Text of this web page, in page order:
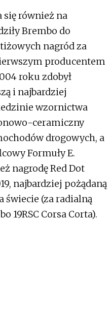
się również na
Brembo do
nagród za
producentem
roku zdobył
i najbardziej
wzornictwa
ceramiczny
drogowych, a
Formuły E.
nagrodę Red Dot
najbardziej pożądaną
świecie (za radialną
19RSC Corsa Corta).